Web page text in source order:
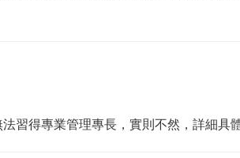
習得專業管理專長，實則不然，詳細具